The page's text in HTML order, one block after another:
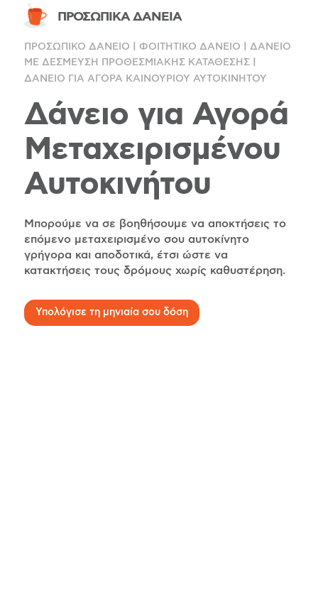
ΠΡΟΣΩΠΙΚΑ ΔΑΝΕΙΑ
ΠΡΟΣΩΠΙΚΟ ΔΑΝΕΙΟ ΦΟΙΤΗΤΙΚΟ ΔΑΝΕΙΟ
ΔΑΝΕΙΟ
ΜΕ ΔΕΣΜΕΥΣΗ ΠΡΟΘΕΣΜΙΑΚΗΣ ΚΑΤΑΘΕΣΗΣ|
ΔΑΝΕΙΟ ΓΙΑ ΑΓΟΡΑ ΚΑΙΝΟΥΡΙΟΥ ΑΥΤΟΚΙΝΗΤΟΥ
Δάνειο για Αγορά
Μεταχειρισμένου
Αυτοκινήτου
Μπορούμε να σε βοηθήσουμε να αποκτήσεις το
επόμενο μεταχειρισμένο σου αυτοκίνητο
γρήγορα και αποδοτικά, έτσι ώστε να
κατακτήσεις τους δρόμους χωρίς καθυστέρηση.
Υπολόγισε τη μηνιαία σου δόση